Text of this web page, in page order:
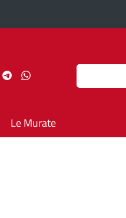
SeguiciSeguiciSeguici
Le Murate